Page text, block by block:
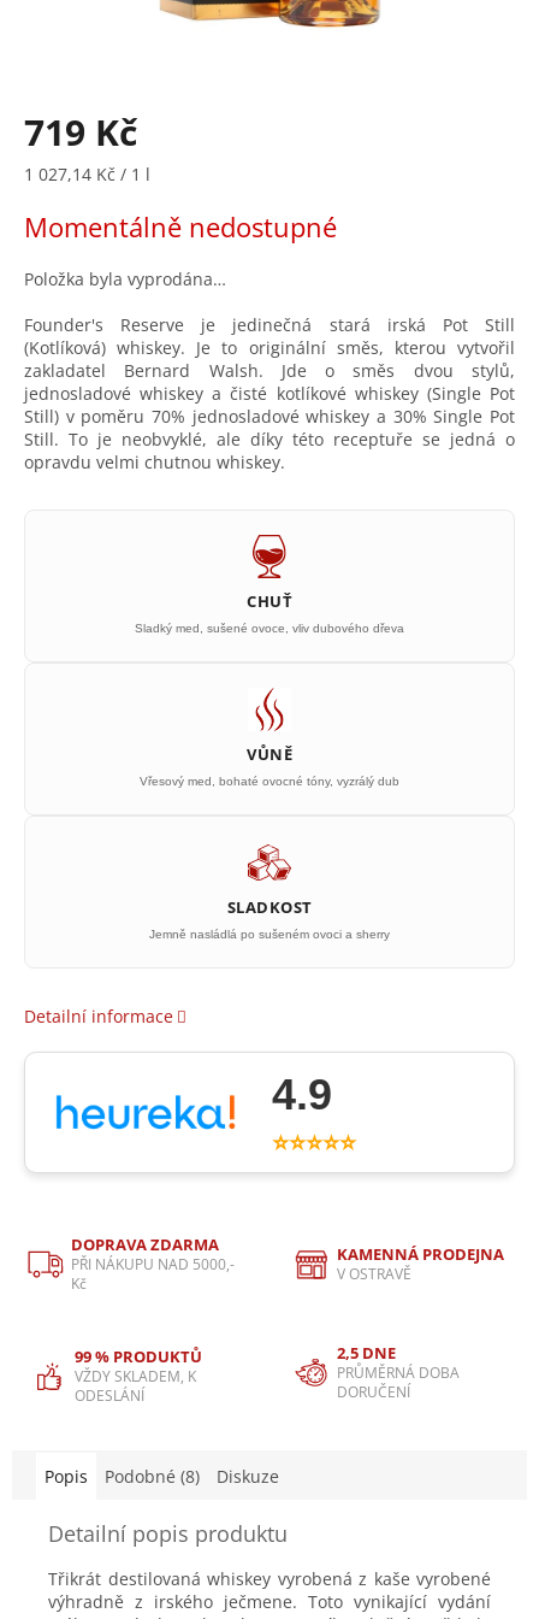
719 Kč
Měrná
1 027,14 Kč / 1 l
Momentálně nedostupné
Položka byla vyprodána…
Founder's Reserve je jedinečná stará irská Pot Still
(Kotlíková) whiskey. Je to originální směs, kterou vytvořil
zakladatel Bernard Walsh. Jde o směs dvou stylů,
jednosladové whiskey a čisté kotlíkové whiskey (Single Pot
Still) v poměru 70% jednosladové whiskey a 30% Single Pot
Still. To je neobvyklé, ale díky této receptuře se jedná o
opravdu velmi chutnou whiskey.
CHUŤ
Sladký med, sušené ovoce, vliv dubového dřeva
VŮNĚ
Vřesový med, bohaté ovocné tóny, vyzrálý dub
SLADKOST
Jemně nasládlá po sušeném ovoci a sherry
Detailní informace
4.9
⭐⭐⭐⭐⭐
DOPRAVA ZDARMA
PŘI NÁKUPU NAD 5000,-
Kč
KAMENNÁ PRODEJNA
V OSTRAVĚ
99 % PRODUKTŮ
VŽDY SKLADEM, K
ODESLÁNÍ
2,5 DNE
PRŮMĚRNÁ DOBA
DORUČENÍ
Popis Podobné (8) Diskuze
Detailní popis produktu
Třikrát destilovaná whiskey vyrobená z kaše vyrobené
výhradně z irského ječmene. Toto vynikající vydání